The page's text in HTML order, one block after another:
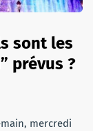
sont les
prévus ?
mercredi